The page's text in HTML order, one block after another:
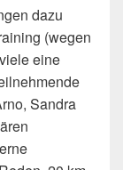
dazu
(wegen
eine
Sandra